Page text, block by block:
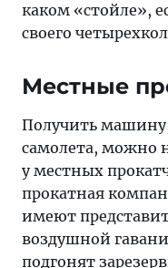
каком «стойле»,
своего
Местные
Получить машину,
самолета, можно
у местных
прокатная
имеют
воздушной
подгонят